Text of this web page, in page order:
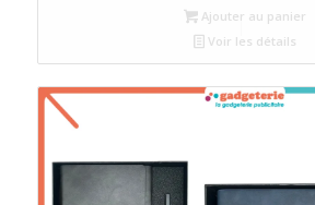
Ajouter au panier
Voir les détails